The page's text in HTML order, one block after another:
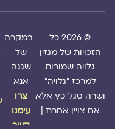
© 2026 כל
הזכויות של מגזין
גלויה שמורות
למרכז "גלויה"
ושרה סגל־כץ אלא
אם צויין אחרת |
במקרה
של
שגגה
אנא
צרו
עימנו
קשר